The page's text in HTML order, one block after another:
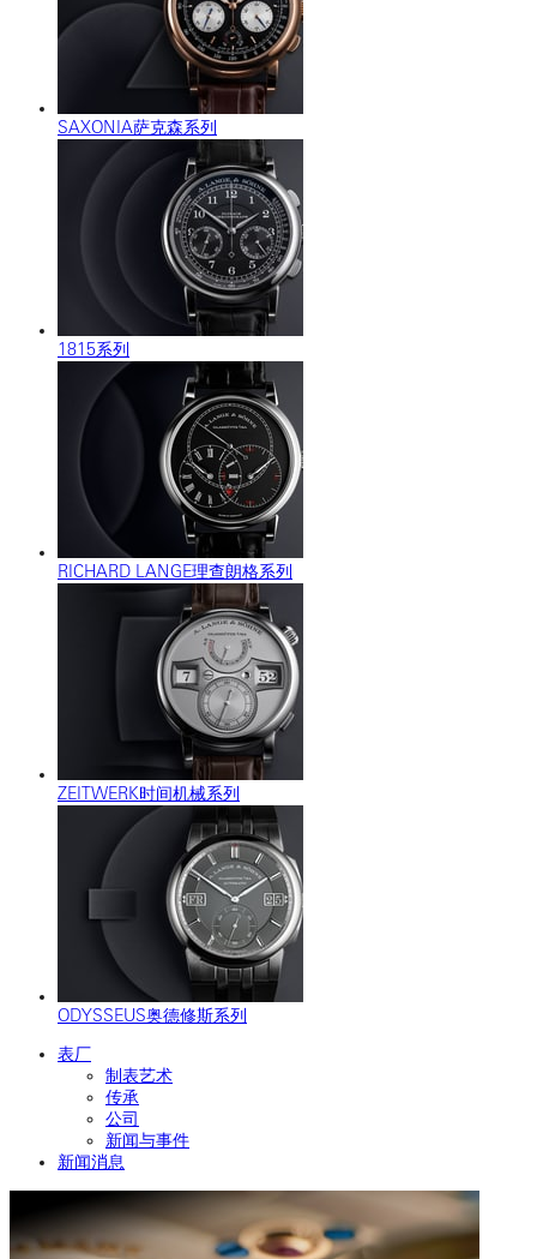
SAXONIA萨克森系列
1815系列
RICHARD LANGE理查朗格系列
ZEITWERK时间机械系列
ODYSSEUS奥德修斯系列
表厂
制表艺术
传承
公司
新闻与事件
新闻消息